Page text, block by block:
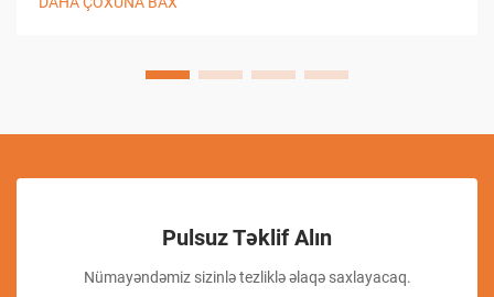
birləşmiş...
Pulsuz Təklif Alın
Nümayəndəmiz sizinlə tezliklə əlaqə saxlayacaq.